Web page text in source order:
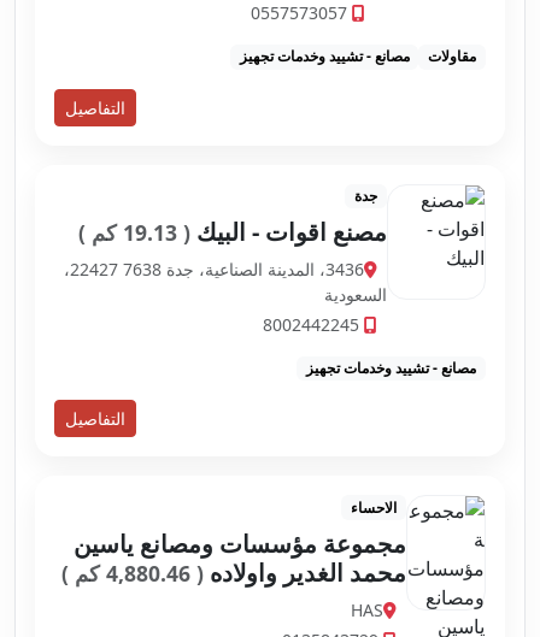
0557573057
مقاولات مصانع - تشييد وخدمات تجهيز
التفاصيل
جدة
مصنع اقوات - البيك( 19.13 كم )
3436، المدينة الصناعية، جدة 22427 7638،
السعودية
8002442245
مصانع - تشييد وخدمات تجهيز
التفاصيل
الاحساء
مجموعة مؤسسات ومصانع ياسين
محمد الغدير واولاده ( 4,880.46 كم )
HAS